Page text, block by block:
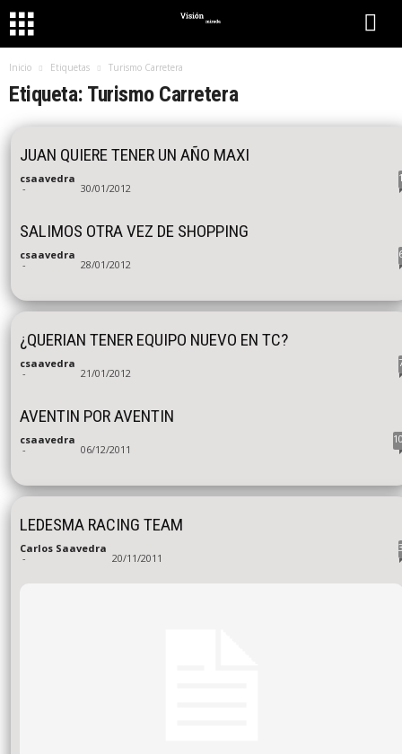
Inicio Etiquetas Turismo Carretera
Etiqueta: Turismo Carretera
JUAN QUIERE TENER UN AÑO MAXI
csaavedra
- 30/01/2012
SALIMOS OTRA VEZ DE SHOPPING
csaavedra
- 28/01/2012
¿QUERIAN TENER EQUIPO NUEVO EN TC?
csaavedra
- 21/01/2012
AVENTIN POR AVENTIN
csaavedra
- 06/12/2011
LEDESMA RACING TEAM
Carlos Saavedra
- 20/11/2011